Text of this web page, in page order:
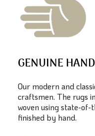
GENUINE
Our modern and
craftsmen. The rugs
woven using state-
finished by hand.